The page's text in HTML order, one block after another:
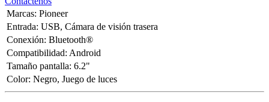
Marcas: Pioneer
Entrada: USB, Cámara de visión trasera
Conexión: Bluetooth®
Compatibilidad: Android
Tamaño pantalla: 6.2"
Color: Negro, Juego de luces